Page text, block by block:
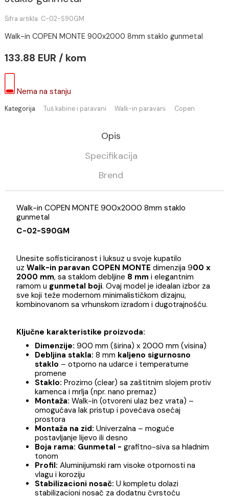
Walk-in COPEN MONTE 900x2000 8mm
staklo gunmetal
133.88 EUR / kom
Opis
Walk-in COPEN MONTE 900x2000 8mm staklo
gunmetal
C-02-S90GM
2000 mm, sa staklom debljine8 mm
ramom ugunmetal boji. Ovaj model je idealan izbor
sve koji teže modernom minimalističkom dizajnu,
kombinovanom sa vrhunskom izradom i
Ključne karakteristike proizvoda:
Dimenzije:900 mm (širina) x 2000 mm
Debljina stakla:
staklo– otporno na udarce i temperaturne
promene
Staklo:Prozirno (clear) sa zaštitnim slojem
kamenca i mrlja (npr. nano premaz)
Montaža:Walk-in (otvoreni ulaz bez vrata) –
omogućava lak pristup i povećava osećaj
prostora